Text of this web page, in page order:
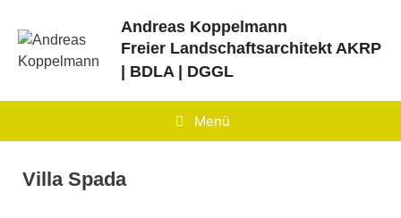
Inhalt
springen
Andreas Koppelmann
Freier Landschaftsarchitekt AKRP
| BDLA | DGGL
Menü
Villa Spada